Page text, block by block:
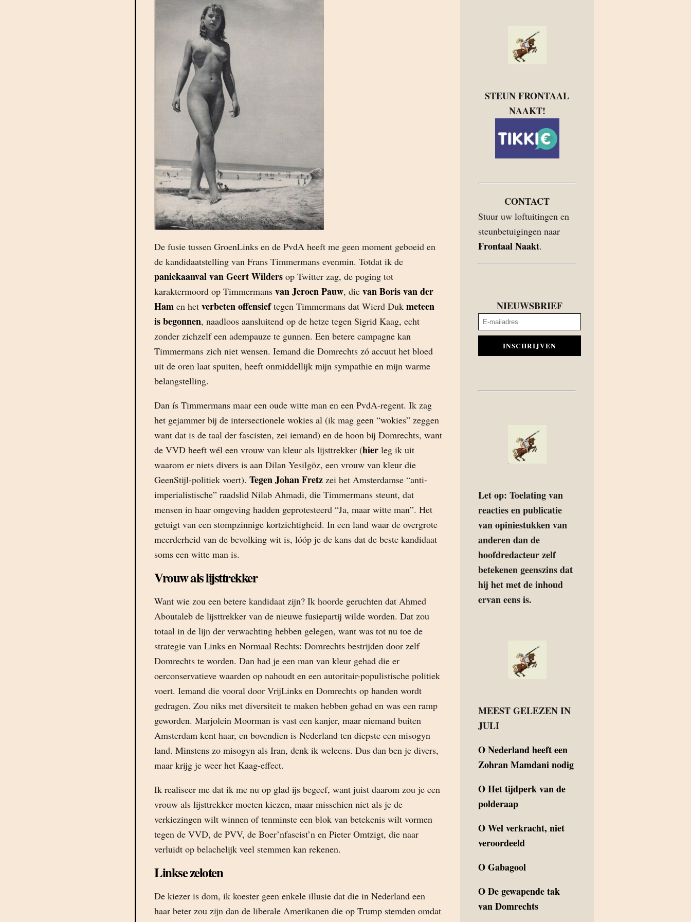
De fusie tussen GroenLinks en de PvdA heeft me geen moment geboeid en
de kandidaatstelling van Frans Timmermans evenmin. Totdat ik de
paniekaanval van Geert Wilders op Twitter zag, de poging tot
karaktermoord op Timmermans van Jeroen Pauw, die van Boris van der
Ham en het verbeten offensieftegen Timmermans dat Wierd Duk meteen
is begonnen, naadloos aansluitend op de hetze tegen Sigrid Kaag, echt
zonder zichzelf een adempauze te gunnen. Een betere campagne kan
Timmermans zich niet wensen. Iemand die Domrechts zó accuut het bloed
uit de oren laat spuiten, heeft onmiddellijk mijn sympathie en mijn warme
belangstelling.
Dan ís Timmermans maar een oude witte man en een PvdA-regent. Ik zag
het gejammer bij de intersectionele wokies al (ik mag geen “wokies” zeggen
want dat is de taal der fascisten, zei iemand) en de hoon bij Domrechts, want
de VVD heeft wél een vrouw van kleur als lijsttrekker (hier leg ik uit
waarom er niets divers is aan Dilan Yesilgöz, een vrouw van kleur die
GeenStijl-politiek voert). Tegen Johan Fretz zei het Amsterdamse “anti-
imperialistische” raadslid Nilab Ahmadi, die Timmermans steunt, dat
mensen in haar omgeving hadden geprotesteerd “Ja, maar witte man”. Het
getuigt van een stompzinnige kortzichtigheid. In een land waar de overgrote
meerderheid van de bevolking wit is, lóóp je de kans dat de beste kandidaat
soms een witte man is.
Vrouw als lijsttrekker
Want wie zou een betere kandidaat zijn? Ik hoorde geruchten dat Ahmed
Aboutaleb de lijsttrekker van de nieuwe fusiepartij wilde worden. Dat zou
totaal in de lijn der verwachting hebben gelegen, want was tot nu toe de
strategie van Links en Normaal Rechts: Domrechts bestrijden door zelf
Domrechts te worden. Dan had je een man van kleur gehad die er
oerconservatieve waarden op nahoudt en een autoritair-populistische politiek
voert. Iemand die vooral door VrijLinks en Domrechts op handen wordt
gedragen. Zou niks met diversiteit te maken hebben gehad en was een ramp
geworden. Marjolein Moorman is vast een kanjer, maar niemand buiten
Amsterdam kent haar, en bovendien is Nederland ten diepste een misogyn
land. Minstens zo misogyn als Iran, denk ik weleens. Dus dan ben je divers,
maar krijg je weer het Kaag-effect.
Ik realiseer me dat ik me nu op glad ijs begeef, want juist daarom zou je een
vrouw als lijsttrekker moeten kiezen, maar misschien niet als je de
verkiezingen wilt winnen of tenminste een blok van betekenis wilt vormen
tegen de VVD, de PVV, de Boer’nfascist’n en Pieter Omtzigt, die naar
verluidt op belachelijk veel stemmen kan rekenen.
Linkse zeloten
De kiezer is dom, ik koester geen enkele illusie dat die in Nederland een
haar beter zou zijn dan de liberale Amerikanen die op Trump stemden omdat
STEUN FRONTAAL
NAAKT!
CONTACT
Stuur uw loftuitingen en
steunbetuigingen naar
Frontaal Naakt.
NIEUWSBRIEF
INSCHRIJVEN
Let op: Toelating van
reacties en publicatie
van opiniestukken van
anderen dan de
hoofdredacteur zelf
betekenen geenszins dat
hij het met de inhoud
ervan eens is.
MEEST GELEZEN IN
JULI
ONederland heeft een
Zohran Mamdani nodig
OHet tijdperk van de
polderaap
OWel verkracht, niet
veroordeeld
OGabagool
ODe gewapende tak
van Domrechts